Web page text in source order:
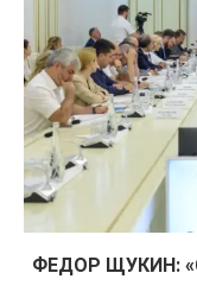
ФЕДОР ЩУКИН: